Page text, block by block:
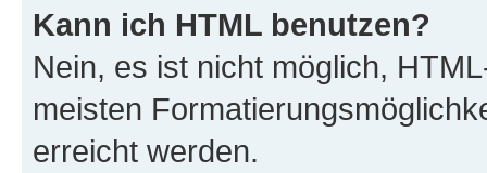
Kann ich HTML benutzen?
Nein, es ist nicht möglich,
meisten
erreicht werden.